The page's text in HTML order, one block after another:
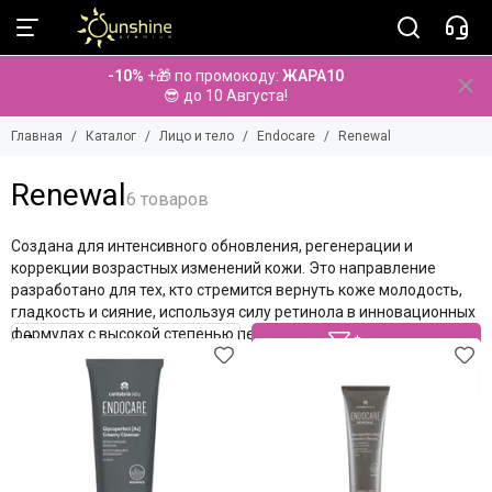
Лицо и тело
Смотреть все бренды
Aminu
Anna Lotan
BeauuGreen
BiRetix
BolCa
Cholley
Cipirica
Diego dalla Palma
Dr. Baumann
Endocare
Смотреть все товары
База
Radiance
Renewal
-10% +🎁 по промокоду: ЖАРА10
😎 до 10 Августа!
Главная Каталог Лицо и тело Endocare Renewal
Renewal
Создана для интенсивного обновления, регенерации и
коррекции возрастных изменений кожи. Это направление
разработано для тех, кто стремится вернуть коже молодость,
гладкость и сияние, используя силу ретинола в инновационных
формулах с высокой степенью переносимости.Фильтр